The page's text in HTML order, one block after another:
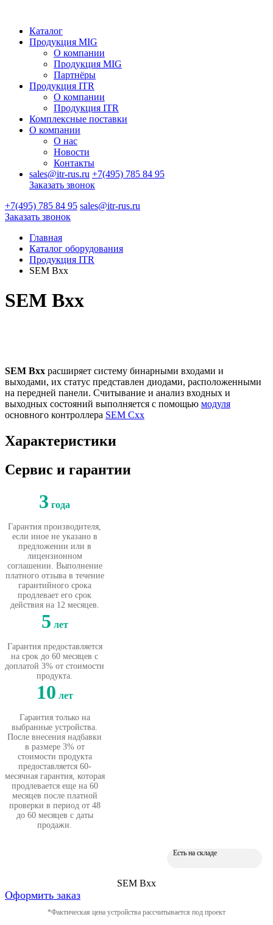
Каталог
Продукция MIG
О компании
Продукция MIG
Партнёры
Продукция ITR
О компании
Продукция ITR
Комплексные поставки
О компании
О нас
Новости
Контакты
sales@itr-rus.ru +7(495) 785 84 95
Заказать звонок
+7(495) 785 84 95 sales@itr-rus.ru
Заказать звонок
Главная
Каталог оборудования
Продукция ITR
SEM Bxx
SEM Bxx
SEM Bxx расширяет систему бинарными входами и
выходами, их статус представлен диодами, расположенными
на передней панели. Считывание и анализ входных и
выходных состояний выполняется с помощью модуля
основного контроллера SEM Cxx
Характеристики
Сервис и гарантии
3 года
Гарантия производителя,
если иное не указано в
предложении или в
лицензионном
соглашении. Выполнение
платного отзыва в течение
гарантийного срока
продлевает его срок
действия на 12 месяцев.
5 лет
Гарантия предоставляется
на срок до 60 месяцев с
доплатой 3% от стоимости
продукта.
10 лет
Гарантия только на
выбранные устройства.
После внесения надбавки
в размере 3% от
стоимости продукта
предоставляется 60-
месячная гарантия, которая
продлевается еще на 60
месяцев после платной
проверки в период от 48
до 60 месяцев с даты
продажи.
Есть на складе
SEM Bxx
Оформить заказ
*Фактическая цена устройства рассчитывается под проект